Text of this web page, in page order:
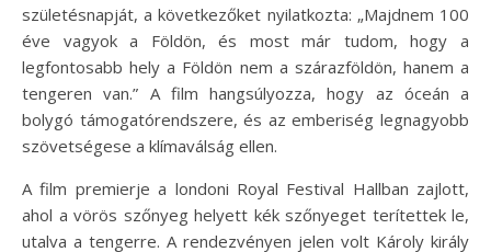
születésnapját, a következőket nyilatkozta: „Majdnem 100
éve vagyok a Földön, és most már tudom, hogy a
legfontosabb hely a Földön nem a szárazföldön, hanem a
tengeren van.” A film hangsúlyozza, hogy az óceán a
bolygó támogatórendszere, és az emberiség legnagyobb
szövetségese a klímaválság ellen.
A film premierje a londoni Royal Festival Hallban zajlott,
ahol a vörös szőnyeg helyett kék szőnyeget terítettek le,
utalva a tengerre. A rendezvényen jelen volt Károly király